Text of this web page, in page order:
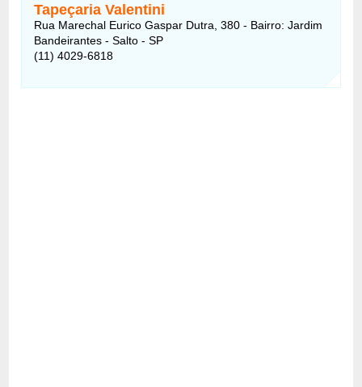
Tapeçaria Valentini
Rua Marechal Eurico Gaspar Dutra, 380 - Bairro: Jardim
Bandeirantes - Salto - SP
(11) 4029-6818